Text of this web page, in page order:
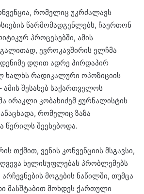
რომელიც უკრძალავს
წარმომადგენლებს, ჩაერთონ
პროცესებში, ამის
ევროკავშირის ელჩმა
დღით ადრე პირდაპირ
ხალხს რადიკალური ოპოზიციის
ამის შესახებ საქართველოს
ირაკლი კობახიძემ ჟურნალისტის
რომელიც ზაზა
წერილს შეეხებოდა.
თქმით, ვენის კონვენციის მსგავსი,
ხელისუფლებას პრობლემებს
მოგების ნაწილში, თუმცა
მასშტაბით მოხდეს ქართული